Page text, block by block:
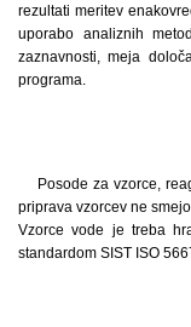
rezultati meritev
uporabo analiznih
zaznavnosti, meja
programa.
Posode za vzorce,
priprava vzorcev ne
Vzorce vode je treba
standardom SIST ISO